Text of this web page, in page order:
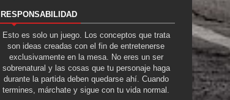
RESPONSABILIDAD
Esto es solo un juego. Los conceptos que trata
son ideas creadas con el fin de entretenerse
exclusivamente en la mesa. No eres un ser
sobrenatural y las cosas que tu personaje haga
durante la partida deben quedarse ahí. Cuando
termines, márchate y sigue con tu vida normal.